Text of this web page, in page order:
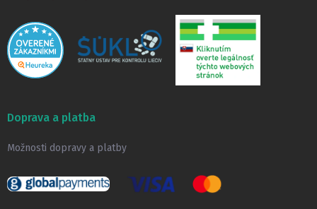
Doprava a platba
Možnosti dopravy a platby